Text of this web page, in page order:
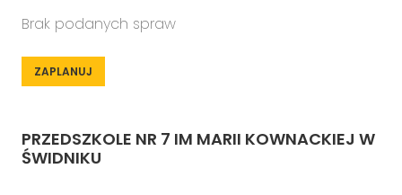
Brak podanych spraw
ZAPLANUJ
PRZEDSZKOLE NR 7 IM MARII KOWNACKIEJ W
ŚWIDNIKU